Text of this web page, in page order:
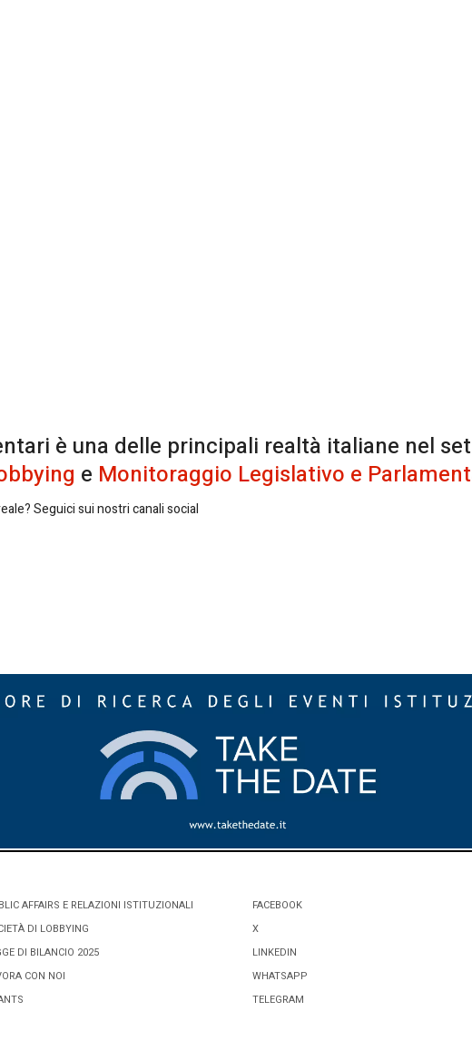
è una delle principali realtà italiane nel
e Monitoraggio Legislativo e
Seguici sui nostri canali social
AFFAIRS E RELAZIONI ISTITUZIONALI
DI LOBBYING
DI BILANCIO 2025
CON NOI
FACEBOOK
X
LINKEDIN
WHATSAPP
TELEGRAM